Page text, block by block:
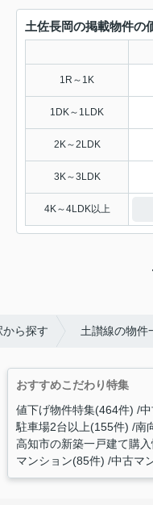
土佐長岡の掲載物件の
1R～1K
1DK～1LDK
2K～2LDK
3K～3LDK
4K～4LDK以上
ら探す 土讃線の物件
おすすめこだわり特集
値下げ物件特集(464件)
駐車場2台以上(155件) 南
高知市の新築一戸建て購
マンション(85件) 中古マ